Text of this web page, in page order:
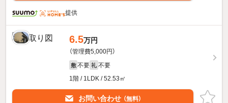
提供
6.5万円
（管理費5,000円）
敷 不要 礼 不要
1階 / 1LDK / 52.53㎡
お問い合わせ （無料）